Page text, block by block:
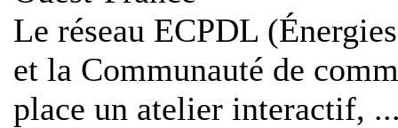
Le réseau ECPDL
et la Communauté de
place un atelier interactif,